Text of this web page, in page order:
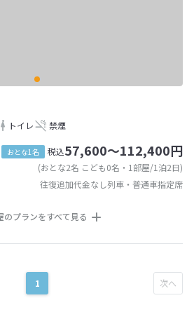
トイレ 禁煙
おとな1名 税込57,600～112,400円
(おとな2名 こども0名・1部屋/1泊2日)
往復追加代金なし列車・普通車指定席
のプランをすべて見る
1